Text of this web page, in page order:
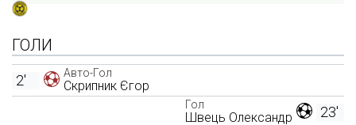
ГОЛИ
Авто-Гол
Скрипник Єгор
2'
23'
Гол
Швець Олександр